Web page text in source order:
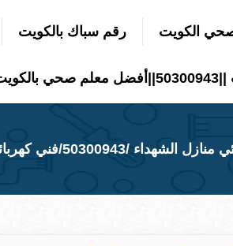
الكويت رقم سباك بالكويت
الشهداء /50300943/فني كهربائي منازل الشهداء